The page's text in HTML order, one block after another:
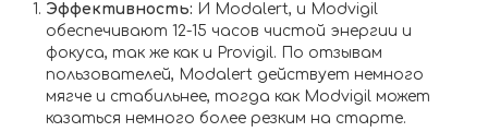
Эффективность: И Modalert, и Modvigil
обеспечивают 12-15 часов чистой энергии и
фокуса, так же как и Provigil. По отзывам
пользователей, Modalert действует немного
мягче и стабильнее, тогда как Modvigil может
казаться немного более резким на старте.